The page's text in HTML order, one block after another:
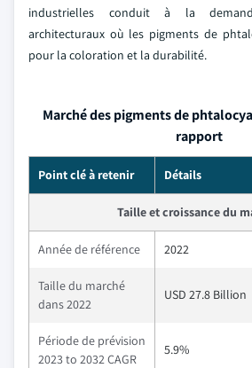
industrielles conduit à la
architecturaux où les pigments de
pour la coloration et la durabilité.
Marché des pigments de
rapport
Point clé à retenir Détails
Taille et croissance du
Année de référence 2022
Taille du marché
dans 2022
USD 27.8 Billion
Période de prévision
2023 to 2032 CAGR
5.9%